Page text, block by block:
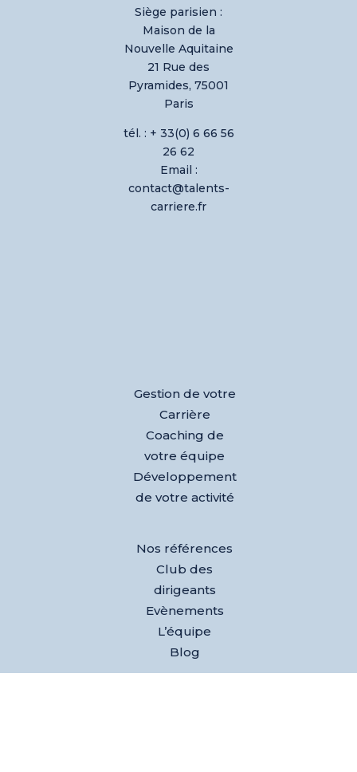
Siège parisien :
Maison de la
Nouvelle Aquitaine
21 Rue des
Pyramides, 75001
Paris
tél. : + 33(0) 6 66 56
26 62
Email :
contact@talents-
carriere.fr
Gestion de votre
Carrière
Coaching de
votre équipe
Développement
de votre activité
Nos références
Club des
dirigeants
Evènements
L’équipe
Blog